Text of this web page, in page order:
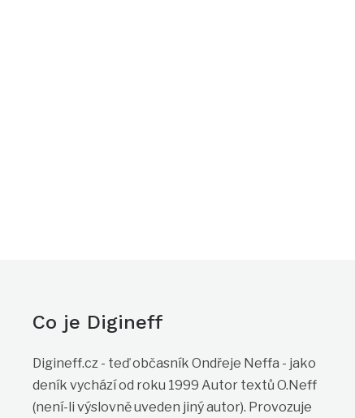
Co je Digineff
Digineff.cz - teď občasník Ondřeje Neffa - jako
deník vychází od roku 1999 Autor textů O.Neff
(není-li výslovně uveden jiný autor). Provozuje